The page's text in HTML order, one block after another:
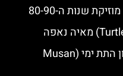
שנות ה-80-90
צלילה באיה נאפה אל המוזיאון התת ימי (Musan